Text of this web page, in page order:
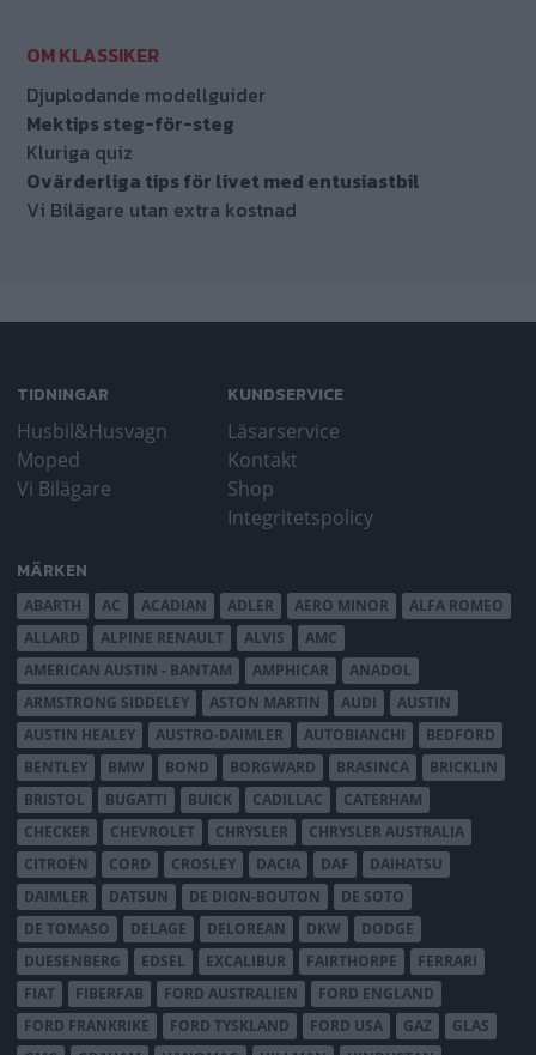
Djuplodande modellguider
Mektips steg-för-steg
Kluriga quiz
Ovärderliga tips för livet med entusiastbil
Vi Bilägare utan extra kostnad
TIDNINGAR
Husbil&Husvagn
Moped
Vi Bilägare
KUNDSERVICE
Läsarservice
Kontakt
Shop
Integritetspolicy
MÄRKEN
ABARTH AC ACADIAN ADLER AERO MINOR
ALFA ROMEO
ALLARD
ALPINE RENAULT ALVIS
AMC
AMERICAN AUSTIN - BANTAM
AMPHICAR
ANADOL
ARMSTRONG SIDDELEY
ASTON MARTIN AUDI
AUSTIN
AUSTIN HEALEY
AUSTRO-DAIMLER AUTOBIANCHI
BEDFORD
BENTLEY
BMW BOND BORGWARD BRASINCA
BRICKLIN
BRISTOL
BUGATTI BUICK CADILLAC
CATERHAM
CHECKER
CHEVROLET CHRYSLER
CHRYSLER AUSTRALIA
CITROËN
CORD CROSLEY DACIA DAF
DAIHATSU
DAIMLER
DATSUN DE DION-BOUTON
DE SOTO
DE TOMASO
DELAGE DELOREAN DKW
DODGE
DUESENBERG
EDSEL EXCALIBUR FAIRTHORPE
FERRARI
FIAT
FIBERFAB FORD AUSTRALIEN
FORD ENGLAND
FORD FRANKRIKE
FORD TYSKLAND FORD USA GAZ
GLAS